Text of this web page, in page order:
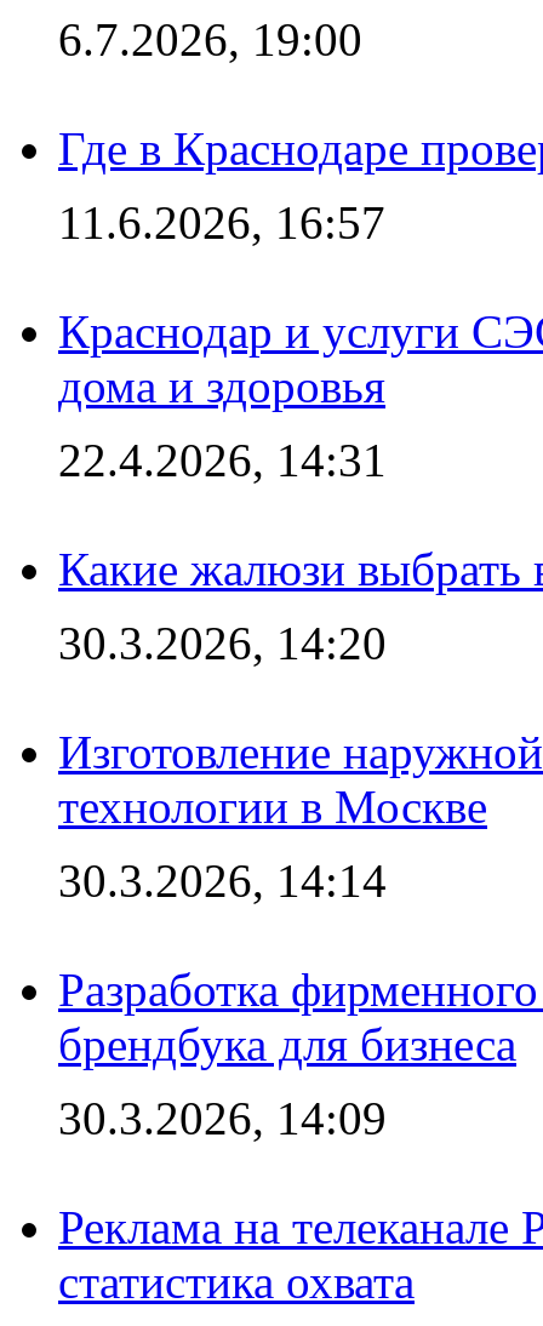
6.7.2026, 19:00
Где в Краснодаре
11.6.2026, 16:57
Краснодар и услуги
дома и здоровья
22.4.2026, 14:31
Какие жалюзи выбрать
30.3.2026, 14:20
Изготовление
технологии в Москве
30.3.2026, 14:14
Разработка
брендбука для бизнеса
30.3.2026, 14:09
Реклама на
статистика охвата